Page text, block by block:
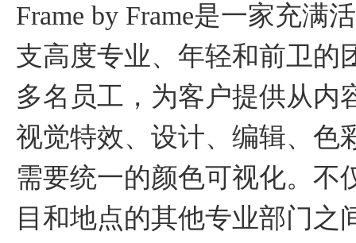
Frame by Frame是一家充满
支高度专业、年轻和前卫的
多名员工，为客户提供从内
视觉特效、设计、编辑、色
需要统一的颜色可视化。不
目和地点的其他专业部门